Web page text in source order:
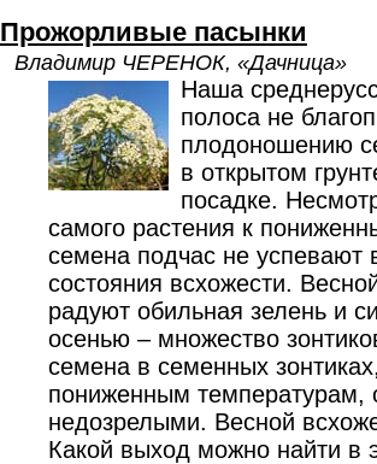
Прожорливые пасынки
Владимир ЧЕРЕНОК, «Дачница»
Наша
полоса не
плодоношению
в открытом
посадке.
самого растения к
семена подчас не успевают
состояния всхожести.
радуют обильная зелень и
осенью – множество
семена в семенных
пониженным температурам,
недозрелыми. Весной
Какой выход можно найти в